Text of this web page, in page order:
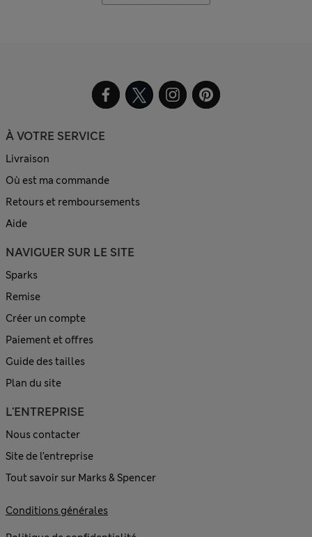
À VOTRE SERVICE
Livraison
Où est ma commande
Retours et remboursements
Aide
NAVIGUER SUR LE SITE
Sparks
Remise
Créer un compte
Paiement et offres
Guide des tailles
Plan du site
L'ENTREPRISE
Nous contacter
Site de l’entreprise
Tout savoir sur Marks & Spencer
Conditions générales